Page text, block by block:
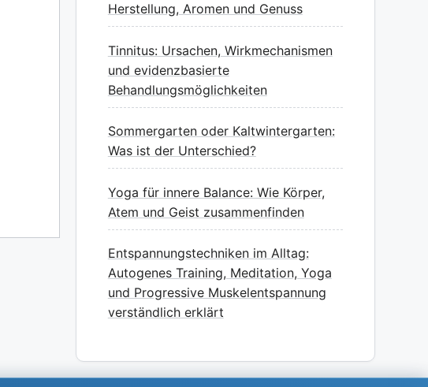
Herstellung, Aromen und Genuss
Tinnitus: Ursachen, Wirkmechanismen
und evidenzbasierte
Behandlungsmöglichkeiten
Sommergarten oder Kaltwintergarten:
Was ist der Unterschied?
Yoga für innere Balance: Wie Körper,
Atem und Geist zusammenfinden
Entspannungstechniken im Alltag:
Autogenes Training, Meditation, Yoga
und Progressive Muskelentspannung
verständlich erklärt